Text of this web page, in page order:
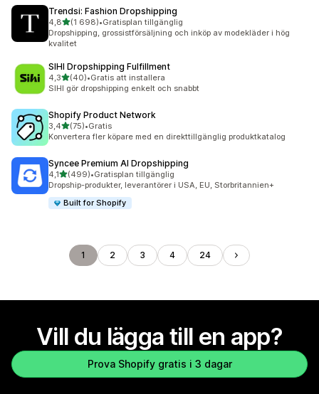
Trendsi: Fashion Dropshipping
4,8av 5 stjärnor
(1 698)
1698 recensioner totalt
•Gratisplan tillgänglig
Dropshipping, grossistförsäljning och inköp av modekläder i hög
kvalitet
SIHI Dropshipping Fulfillment
4,3av 5 stjärnor
(40)
40 recensioner totalt
•Gratis att installera
SIHI gör dropshipping enkelt och snabbt
Shopify Product Network
3,4av 5 stjärnor
(75)
75 recensioner totalt
•Gratis
Konvertera fler köpare med en direkttillgänglig produktkatalog
Syncee Premium AI Dropshipping
4,1av 5 stjärnor
(499)
499 recensioner totalt
•Gratisplan tillgänglig
Dropship-produkter, leverantörer i USA, EU, Storbritannien+
Built for Shopify
1 2 3 4 24
Vill du lägga till en app?
Prova Shopify gratis i 3 dagar